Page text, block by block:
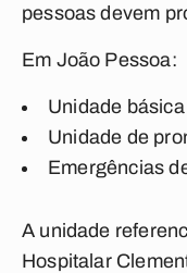
pessoas devem
Em João Pessoa:
Unidade
Unidade de
Emergências
A unidade
Hospitalar